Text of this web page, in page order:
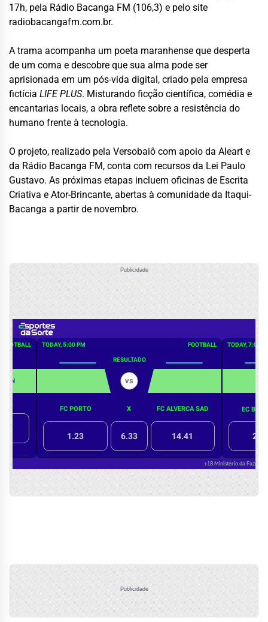
17h, pela Rádio Bacanga FM (106,3) e pelo site
radiobacangafm.com.br.
A trama acompanha um poeta maranhense que desperta
de um coma e descobre que sua alma pode ser
aprisionada em um pós-vida digital, criado pela empresa
fictícia LIFE PLUS. Misturando ficção científica, comédia e
encantarias locais, a obra reflete sobre a resistência do
humano frente à tecnologia.
O projeto, realizado pela Versobaiô com apoio da Aleart e
da Rádio Bacanga FM, conta com recursos da Lei Paulo
Gustavo. As próximas etapas incluem oficinas de Escrita
Criativa e Ator-Brincante, abertas à comunidade da Itaqui-
Bacanga a partir de novembro.
Publicidade
Publicidade